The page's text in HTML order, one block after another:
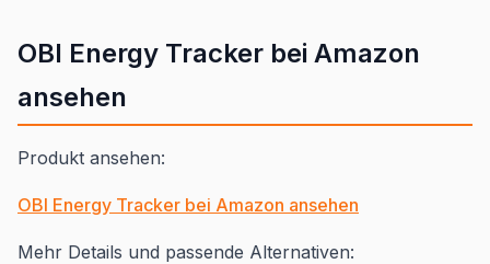
OBI Energy Tracker bei Amazon
ansehen
Produkt ansehen:
OBI Energy Tracker bei Amazon ansehen
Mehr Details und passende Alternativen: